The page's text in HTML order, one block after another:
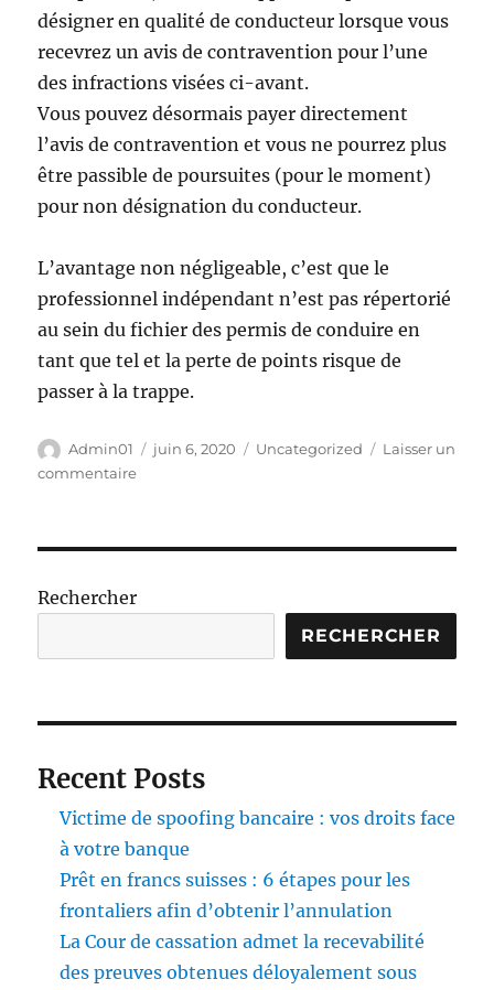
désigner en qualité de conducteur lorsque vous
recevrez un avis de contravention pour l’une
des infractions visées ci-avant.
Vous pouvez désormais payer directement
l’avis de contravention et vous ne pourrez plus
être passible de poursuites (pour le moment)
pour non désignation du conducteur.
L’avantage non négligeable, c’est que le
professionnel indépendant n’est pas répertorié
au sein du fichier des permis de conduire en
tant que tel et la perte de points risque de
passer à la trappe.
Auteur
Admin01
Publié
juin 6, 2020 Catégories
Uncategorized
Laisser un
commentairesur
CONDUCTEUR
ILLÉGAL
INDÉPENDANTS
Rechercher
RECHERCHER
Recent Posts
Victime de spoofing bancaire : vos droits face
à votre banque
Prêt en francs suisses : 6 étapes pour les
frontaliers afin d’obtenir l’annulation
La Cour de cassation admet la recevabilité
des preuves obtenues déloyalement sous